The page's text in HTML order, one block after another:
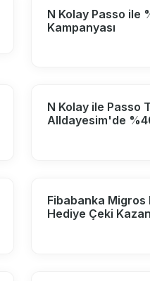
N Kolay Passo ile
Kampanyası
N Kolay ile Passo
Alldayesim'de
Fibabanka Migros
Hediye Çeki